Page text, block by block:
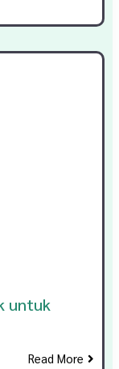
untuk
Read More